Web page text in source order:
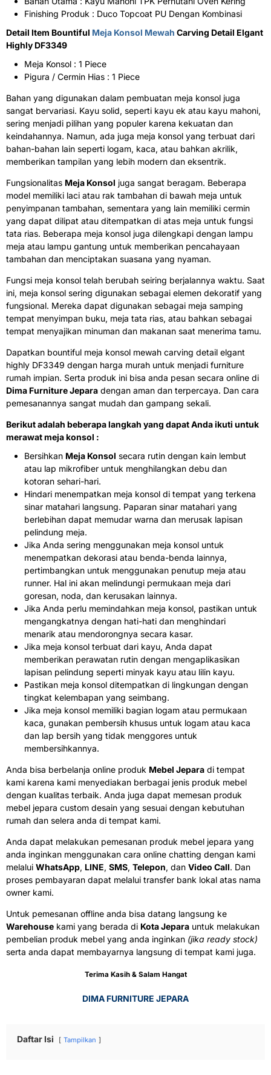
Finishing Produk : Duco Topcoat PU Dengan Kombinasi
Detail Item Bountiful Meja Konsol Mewah Carving Detail Elgant
Highly DF3349
Meja Konsol : 1 Piece
Pigura / Cermin Hias : 1 Piece
Bahan yang digunakan dalam pembuatan meja konsol juga
sangat bervariasi. Kayu solid, seperti kayu ek atau kayu mahoni,
sering menjadi pilihan yang populer karena kekuatan dan
keindahannya. Namun, ada juga meja konsol yang terbuat dari
bahan-bahan lain seperti logam, kaca, atau bahkan akrilik,
memberikan tampilan yang lebih modern dan eksentrik.
Fungsionalitas Meja Konsol juga sangat beragam. Beberapa
model memiliki laci atau rak tambahan di bawah meja untuk
penyimpanan tambahan, sementara yang lain memiliki cermin
yang dapat dilipat atau ditempatkan di atas meja untuk fungsi
tata rias. Beberapa meja konsol juga dilengkapi dengan lampu
meja atau lampu gantung untuk memberikan pencahayaan
tambahan dan menciptakan suasana yang nyaman.
Fungsi meja konsol telah berubah seiring berjalannya waktu. Saat
ini, meja konsol sering digunakan sebagai elemen dekoratif yang
fungsional. Mereka dapat digunakan sebagai meja samping
tempat menyimpan buku, meja tata rias, atau bahkan sebagai
tempat menyajikan minuman dan makanan saat menerima tamu.
Dapatkan bountiful meja konsol mewah carving detail elgant
highly DF3349 dengan harga murah untuk menjadi furniture
rumah impian. Serta produk ini bisa anda pesan secara online di
Dima Furniture Jepara dengan aman dan terpercaya. Dan cara
pemesanannya sangat mudah dan gampang sekali.
Berikut adalah beberapa langkah yang dapat Anda ikuti untuk
merawat meja konsol :
Bersihkan Meja Konsol secara rutin dengan kain lembut
atau lap mikrofiber untuk menghilangkan debu dan
kotoran sehari-hari.
Hindari menempatkan meja konsol di tempat yang terkena
sinar matahari langsung. Paparan sinar matahari yang
berlebihan dapat memudar warna dan merusak lapisan
pelindung meja.
Jika Anda sering menggunakan meja konsol untuk
menempatkan dekorasi atau benda-benda lainnya,
pertimbangkan untuk menggunakan penutup meja atau
runner. Hal ini akan melindungi permukaan meja dari
goresan, noda, dan kerusakan lainnya.
Jika Anda perlu memindahkan meja konsol, pastikan untuk
mengangkatnya dengan hati-hati dan menghindari
menarik atau mendorongnya secara kasar.
Jika meja konsol terbuat dari kayu, Anda dapat
memberikan perawatan rutin dengan mengaplikasikan
lapisan pelindung seperti minyak kayu atau lilin kayu.
Pastikan meja konsol ditempatkan di lingkungan dengan
tingkat kelembapan yang seimbang.
Jika meja konsol memiliki bagian logam atau permukaan
kaca, gunakan pembersih khusus untuk logam atau kaca
dan lap bersih yang tidak menggores untuk
membersihkannya.
Anda bisa berbelanja online produk Mebel Jepara di tempat
kami karena kami menyediakan berbagai jenis produk mebel
dengan kualitas terbaik. Anda juga dapat memesan produk
mebel jepara custom desain yang sesuai dengan kebutuhan
rumah dan selera anda di tempat kami.
Anda dapat melakukan pemesanan produk mebel jepara yang
anda inginkan menggunakan cara online chatting dengan kami
melalui WhatsApp, LINE, SMS, Telepon, dan Video Call. Dan
proses pembayaran dapat melalui transfer bank lokal atas nama
owner kami.
Untuk pemesanan offline anda bisa datang langsung ke
Warehouse kami yang berada di Kota Jepara untuk melakukan
pembelian produk mebel yang anda inginkan (jika ready stock)
serta anda dapat membayarnya langsung di tempat kami juga.
Terima Kasih & Salam Hangat
DIMA FURNITURE JEPARA
Daftar Isi Tampilkan